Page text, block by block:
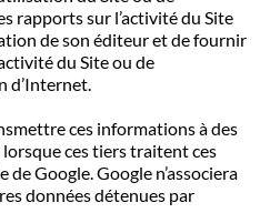
rapports sur l’activité du Site
de son éditeur et de fournir
du Site ou de
d’Internet.
ces informations à des
ces tiers traitent ces
Google. Google n’associera
données détenues par